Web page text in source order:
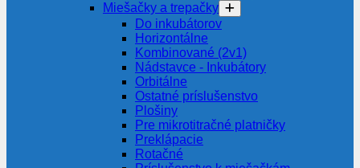
Miešačky a trepačky
Do inkubátorov
Horizontálne
Kombinované (2v1)
Nádstavce - Inkubátory
Orbitálne
Ostatné príslušenstvo
Plošiny
Pre mikrotitračné platničky
Preklápacie
Rotačné